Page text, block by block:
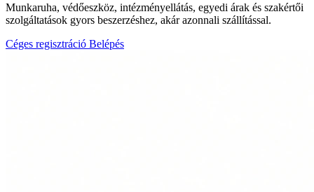
Munkaruha, védőeszköz, intézményellátás, egyedi árak és szakértői
szolgáltatások gyors beszerzéshez, akár azonnali szállítással.
Céges regisztráció Belépés